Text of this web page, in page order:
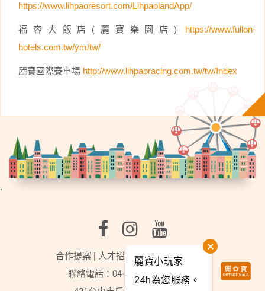
https://www.lihpaoresort.com/LihpaolandApp/
福容大飯店(麗寶樂園店) https://www.fullon-
hotels.com.tw/ym/tw/
麗寶國際賽車場 http://www.lihpaoracing.com.tw/tw/Index
.
合作提案| 人才招募 |行事曆|麗寶樂園
聯絡電話：04-3702-2888轉分機9
麗寶小玩家
24h為您服務。